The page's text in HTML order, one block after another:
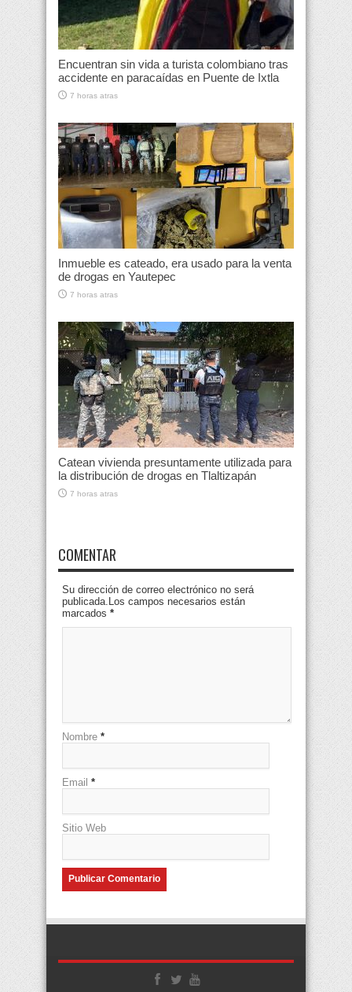
Encuentran sin vida a turista colombiano tras
accidente en paracaídas en Puente de Ixtla
7 horas atras
Inmueble es cateado, era usado para la venta
de drogas en Yautepec
7 horas atras
Catean vivienda presuntamente utilizada para
la distribución de drogas en Tlaltizapán
7 horas atras
COMENTAR
Su dirección de correo electrónico no será
publicada.Los campos necesarios están
marcados *
Nombre *
Email *
Sitio Web